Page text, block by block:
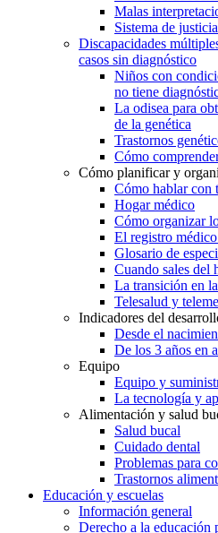
Malas
Sistema de
Discapacidades
casos sin diagnóstico
Niños con
no tiene
La odisea para
de la genética
Trastornos
Cómo
Cómo planificar y
Cómo hablar con
Hogar médico
Cómo organizar
El registro
Glosario de
Cuando sales del
La transición en
Telesalud y
Indicadores del
Desde el
De los 3 años en
Equipo
Equipo y
La tecnología y
Alimentación y salud
Salud bucal
Cuidado dental
Problemas para
Trastornos
Educación y escuelas
Información general
Derecho a la educación